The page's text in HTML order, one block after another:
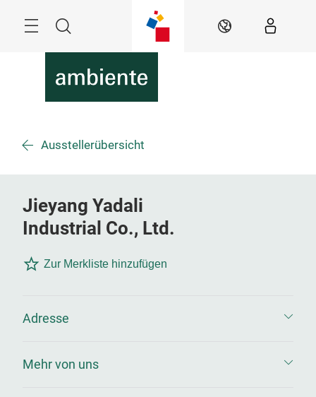
Suche DE
Ausstellerübersicht
Jieyang Yadali
Industrial Co., Ltd.
Zur Merkliste hinzufügen
Adresse
Mehr von uns